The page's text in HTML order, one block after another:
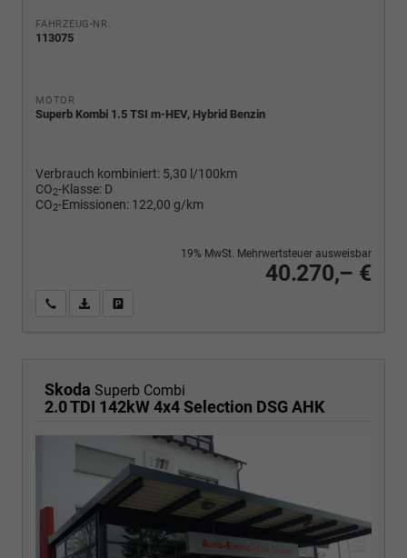
FAHRZEUG-NR.
113075
MOTOR
Superb Kombi 1.5 TSI m-HEV, Hybrid Benzin
Verbrauch kombiniert: 5,30 l/100km
CO2-Klasse: D
CO2-Emissionen: 122,00 g/km
40.270,– €
19% MwSt. Mehrwertsteuer ausweisbar
Wir rufen Sie anPDF-Fahrzeugexposé drucken
Skoda Superb Combi
2.0 TDI 142kW 4x4 Selection DSG AHK